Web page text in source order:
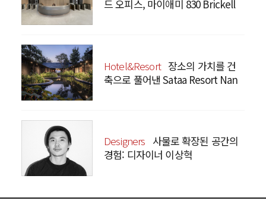
드 오피스, 마이애미 830 Brickell
Hotel&Resort 장소의 가치를 건
축으로 풀어낸 Sataa Resort Nan
Designers 사물로 확장된 공간의
경험: 디자이너 이상혁